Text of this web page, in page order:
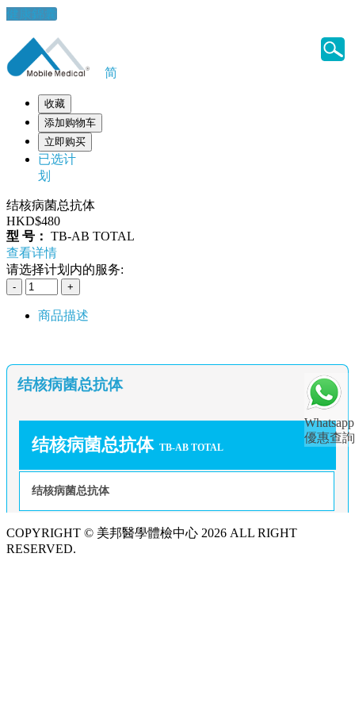
健康錦囊
Whatsapp
優惠查詢
简
收藏
添加购物车
立即购买
已选计
划
结核病菌总抗体
HKD$480
型 号： TB-AB TOTAL
查看详情
请选择计划内的服务:
商品描述
结核病菌总抗体
结核病菌总抗体 TB-AB TOTAL
结核病菌总抗体
COPYRIGHT © 美邦醫學體檢中心 2026 ALL RIGHT
RESERVED.